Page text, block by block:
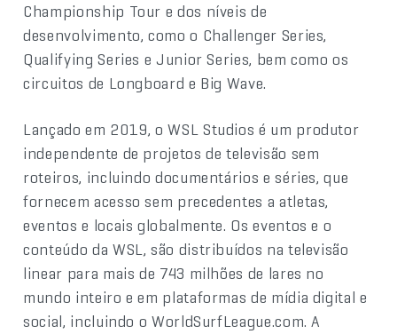
Championship Tour e dos níveis de
desenvolvimento, como o Challenger Series,
Qualifying Series e Junior Series, bem como os
circuitos de Longboard e Big Wave.
Lançado em 2019, o WSL Studios é um produtor
independente de projetos de televisão sem
roteiros, incluindo documentários e séries, que
fornecem acesso sem precedentes a atletas,
eventos e locais globalmente. Os eventos e o
conteúdo da WSL, são distribuídos na televisão
linear para mais de 743 milhões de lares no
mundo inteiro e em plataformas de mídia digital e
social, incluindo o WorldSurfLeague.com. A